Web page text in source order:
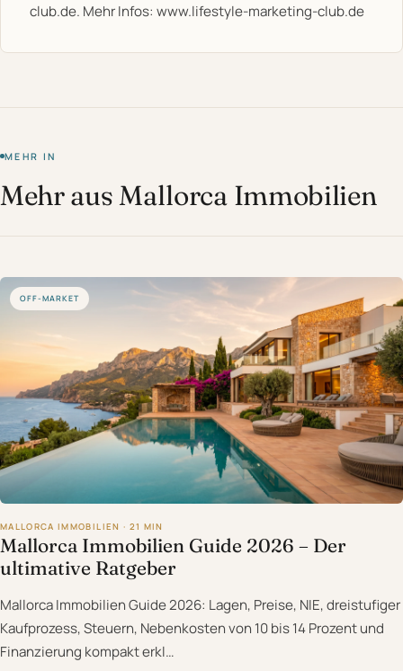
club.de. Mehr Infos: www.lifestyle-marketing-club.de
MEHR IN
Mehr aus Mallorca Immobilien
OFF-MARKET
MALLORCA IMMOBILIEN · 21 MIN
Mallorca Immobilien Guide 2026 – Der
ultimative Ratgeber
Mallorca Immobilien Guide 2026: Lagen, Preise, NIE, dreistufiger
Kaufprozess, Steuern, Nebenkosten von 10 bis 14 Prozent und
Finanzierung kompakt erkl…